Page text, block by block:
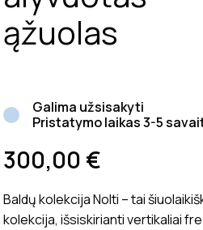
ąžuolas
Galima užsisakyti
Pristatymo laikas 3-5
300,00 €
Baldų kolekcija Nolti – tai
kolekcija, išsiskirianti vertikaliai